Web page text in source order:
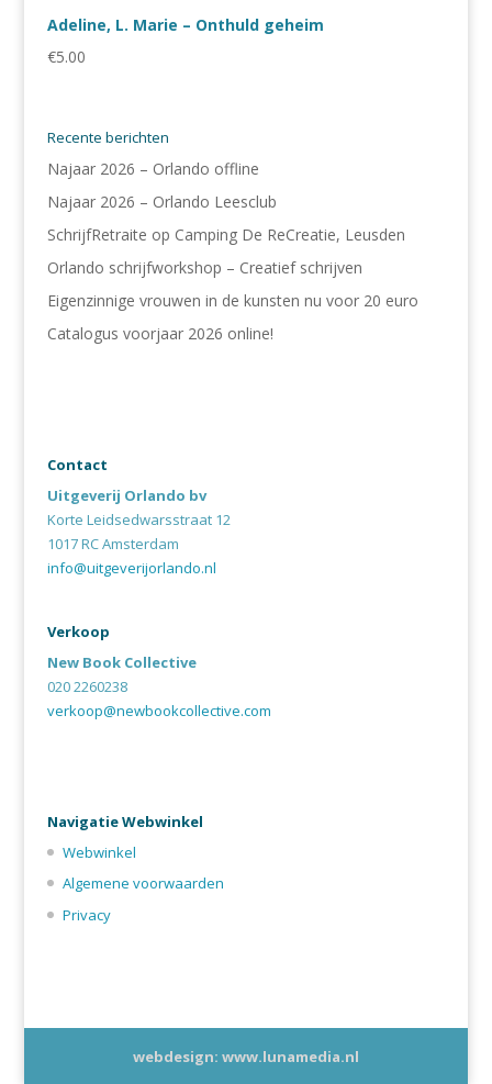
Adeline, L. Marie – Onthuld geheim
€5.00
Recente berichten
Najaar 2026 – Orlando offline
Najaar 2026 – Orlando Leesclub
SchrijfRetraite op Camping De ReCreatie, Leusden
Orlando schrijfworkshop – Creatief schrijven
Eigenzinnige vrouwen in de kunsten nu voor 20 euro
Catalogus voorjaar 2026 online!
Contact
Uitgeverij Orlando bv
Korte Leidsedwarsstraat 12
1017 RC Amsterdam
info@uitgeverijorlando.nl
Verkoop
New Book Collective
020 2260238
verkoop@newbookcollective.com
Navigatie Webwinkel
Webwinkel
Algemene voorwaarden
Privacy
webdesign: www.lunamedia.nl